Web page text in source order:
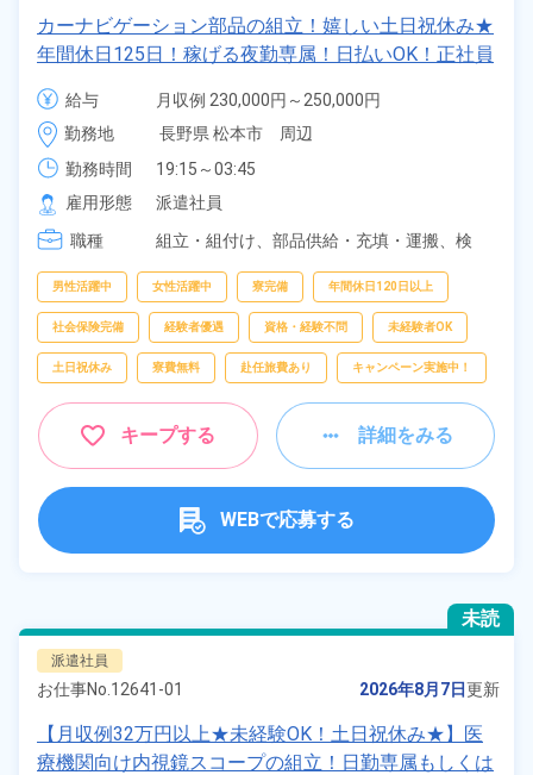
カーナビゲーション部品の組立！嬉しい土日祝休み★
年間休日125日！稼げる夜勤専属！日払いOK！正社員
登用制度あり！マイカー通勤OK！《長野県松本市》
給与
月収例 230,000円～250,000円
時給 1,230円～1,230円
勤務地
長野県 松本市　周辺
勤務時間
19:15～03:45
雇用形態
派遣社員
職種
組立・組付け、 部品供給・充填・運搬、 検
男性活躍中 女性活躍中 寮完備 年間休日120日以上
社会保険完備 経験者優遇 資格・経験不問 未経験者OK
土日祝休み 寮費無料 赴任旅費あり キャンペーン実施中！
キープする 詳細をみる
WEBで応募する
未読
派遣社員
お仕事No. 12641-01 2026年8月7日更新
【月収例32万円以上★未経験OK！土日祝休み★】医
療機関向け内視鏡スコープの組立！日勤専属もしくは